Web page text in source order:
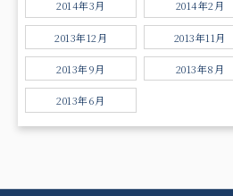
2014年3月 2014年2月
2013年12月 2013年11月
2013年9月 2013年8月
2013年6月